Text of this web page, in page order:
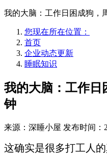
我的大脑：工作日困成狗，
您现在所在位置：
首页
企业动态更新
睡眠知识
我的大脑：工作日
钟
来源：深睡小屋 发布时间：
这确实是很多打工人